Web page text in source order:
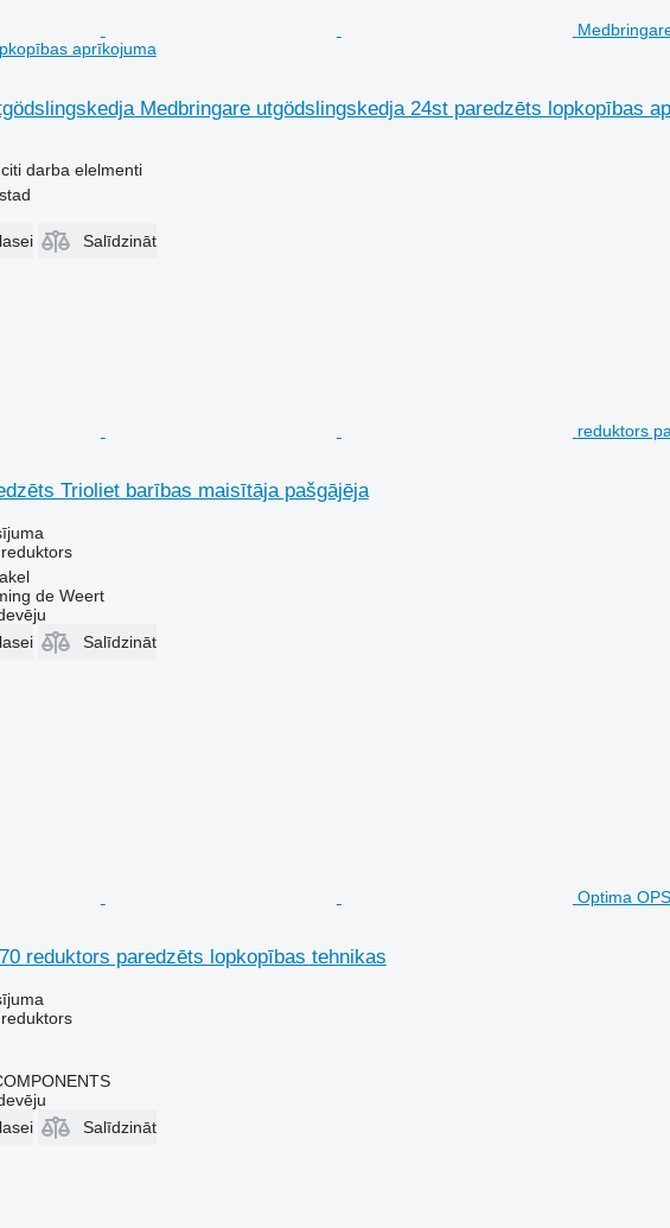
aprīkojuma
Medbringare utgödslingskedja 24st paredzēts lopkopības
darba elelmenti
Salīdzināt
reduktors
Trioliet barības maisītāja pašgājēja
de Weert
Salīdzināt
Optima
reduktors paredzēts lopkopības tehnikas
Salīdzināt